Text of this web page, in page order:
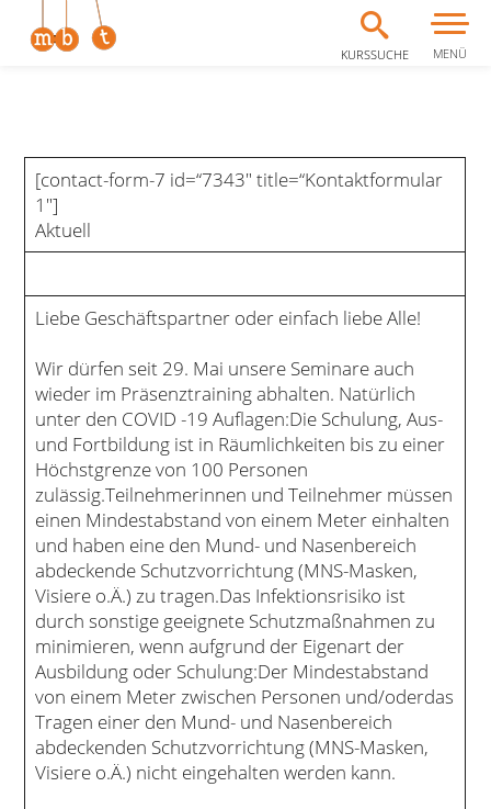
KURSSUCHE MENÜ
[contact-form-7 id=“7343″ title=“Kontaktformular
1″]
Aktuell
Liebe Geschäftspartner oder einfach liebe Alle!
Wir dürfen seit 29. Mai unsere Seminare auch
wieder im Präsenztraining abhalten. Natürlich
unter den COVID -19 Auflagen:Die Schulung, Aus-
und Fortbildung ist in Räumlichkeiten bis zu einer
Höchstgrenze von 100 Personen
zulässig.Teilnehmerinnen und Teilnehmer müssen
einen Mindestabstand von einem Meter einhalten
und haben eine den Mund- und Nasenbereich
abdeckende Schutzvorrichtung (MNS-Masken,
Visiere o.Ä.) zu tragen.Das Infektionsrisiko ist
durch sonstige geeignete Schutzmaßnahmen zu
minimieren, wenn aufgrund der Eigenart der
Ausbildung oder Schulung:Der Mindestabstand
von einem Meter zwischen Personen und/oderdas
Tragen einer den Mund- und Nasenbereich
abdeckenden Schutzvorrichtung (MNS-Masken,
Visiere o.Ä.) nicht eingehalten werden kann.